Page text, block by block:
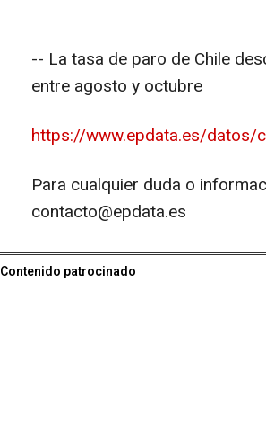
-- La tasa de paro de Chile
entre agosto y octubre
https://www.epdata.es/datos/
Para cualquier duda o
contacto@epdata.es
Contenido patrocinado